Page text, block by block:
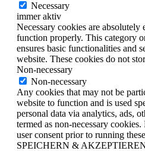
Necessary
immer aktiv
Necessary cookies are absolutely
function properly. This category
ensures basic functionalities and
website. These cookies do not
Non-necessary
Non-necessary
Any cookies that may not be
website to function and is used
personal data via analytics, ads,
termed as non-necessary
user consent prior to running
SPEICHERN &